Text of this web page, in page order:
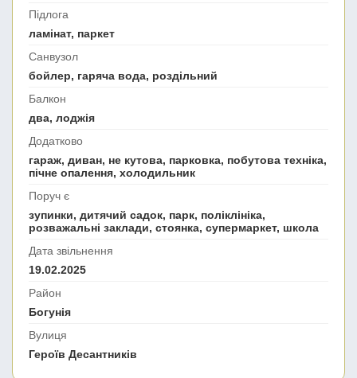
Підлога
ламінат, паркет
Санвузол
бойлер, гаряча вода, роздільний
Балкон
два, лоджія
Додатково
гараж, диван, не кутова, парковка, побутова техніка,
пічне опалення, холодильник
Поруч є
зупинки, дитячий садок, парк, поліклініка,
розважальні заклади, стоянка, супермаркет, школа
Дата звільнення
19.02.2025
Район
Богунія
Вулиця
Героїв Десантників